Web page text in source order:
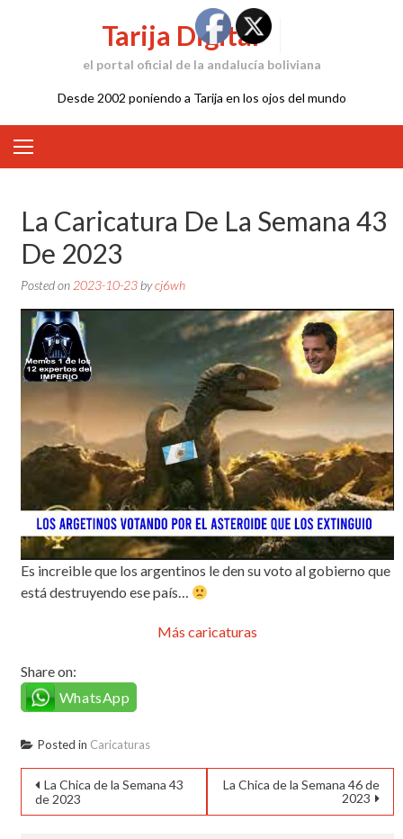
Tarija Digital
el portal oficial de la andalucía boliviana
Desde 2002 poniendo a Tarija en los ojos del mundo
La Caricatura De La Semana 43
De 2023
Posted on 2023-10-23bycj6wh
Es increible que los argentinos le den su voto al gobierno que
está destruyendo ese país…
Más caricaturas
Share on:
WhatsApp
Posted in Caricaturas
Navegación
de
La Chica de la Semana 43
de 2023
La Chica de la Semana 46 de
2023